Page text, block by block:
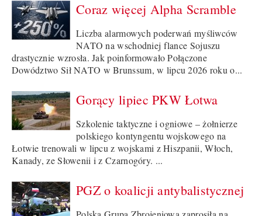
Coraz więcej Alpha Scramble
Liczba alarmowych poderwań myśliwców
NATO na wschodniej flance Sojuszu
drastycznie wzrosła. Jak poinformowało Połączone
Dowództwo Sił NATO w Brunssum, w lipcu 2026 roku o...
Gorący lipiec PKW Łotwa
Szkolenie taktyczne i ogniowe – żołnierze
polskiego kontyngentu wojskowego na
Łotwie trenowali w lipcu z wojskami z Hiszpanii, Włoch,
Kanady, ze Słowenii i z Czarnogóry. ...
PGZ o koalicji antybalistycznej